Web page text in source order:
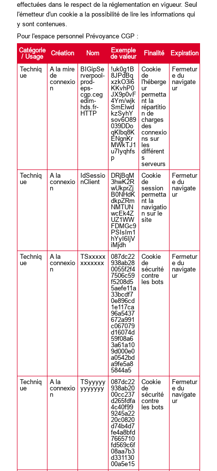
effectuées dans le respect de la réglementation en vigueur. Seul
l'émetteur d'un cookie a la possibilité de lire les informations qui
y sont contenues.
Pour l'espace personnel Prévoyance CGP :
Catégorie
/ Usage
Création Nom
Exemple
de valeur
Finalité Expiration
Techniq
ue
A la mire
de
connexio
n
BIGipSe
rverpool-
prod-
eps-
cgp.ceg
edim-
hds.fr-
HTTP
!uk0g1B
8JPdBq
xzkO3i6
KKvhP0
JX9p0vF
4Ym/wjk
SmElwd
kzSyhY
sov6O89
039DDo
qKlbq8K
ENgnKr
MWkTJ1
u7Iyqhfs
p
Cookie
de
l'héberge
ur
permetta
nt la
répartitio
n de
charges
des
connexio
ns sur
les
différent
s
serveurs
Fermetur
e du
navigate
ur
Techniq
ue
A la
connexio
n
IdSessio
nClient
DRjBqM
3hwK2R
wUkprZj
B0NHdK
dkpZRm
NMTUN
wcEk4Z
UZ1WW
FDMGc9
PSIsIm1
hYyI6IjV
iMjdh
Cookie
de
session
permetta
nt la
navigatio
n sur le
site
Fermetur
e du
navigate
ur
Techniq
ue
A la
connexio
n
TSxxxxx
xxxxxxx
087dc22
938ab28
0055f2f4
7506c59
f5208d5
5aefe11a
33bcdf7
0e896cd
1e117ca
96a5437
672a991
c067079
d16074d
59f08a6
3a61a10
9d000e0
a0542bd
a9fe5a8
5844a5
Cookie
de
sécurité
contre
les bots
Fermetur
e du
navigate
ur
Techniq
ue
A la
connexio
n
TSyyyyy
yyyyyyy
087dc22
938ab20
00cc237
d265fdfa
4c40f99
9245a22
20c0820
d74b4d7
fe4a8bfd
7665710
fd569c6f
08aa7b3
d331130
00a5e15
Cookie
de
sécurité
contre
les bots
Fermetur
e du
navigate
ur